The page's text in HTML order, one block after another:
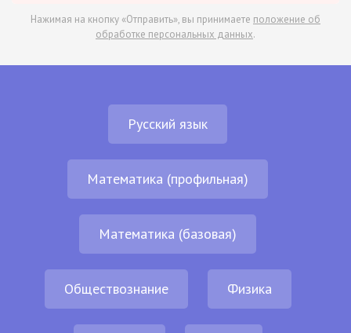
Нажимая на кнопку «Отправить», вы принимаете положение об
обработке персональных данных.
Русский язык
Математика (профильная)
Математика (базовая)
Обществознание Физика